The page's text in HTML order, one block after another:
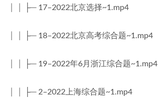
│ │ ├─ 17–2022北京选择~1.mp4
│ │ ├─ 18–2022北京高考综合题~1.mp4
│ │ ├─ 19–2022年6月浙江综合题~1.mp4
│ │ ├─ 2–2022上海综合题~1.mp4